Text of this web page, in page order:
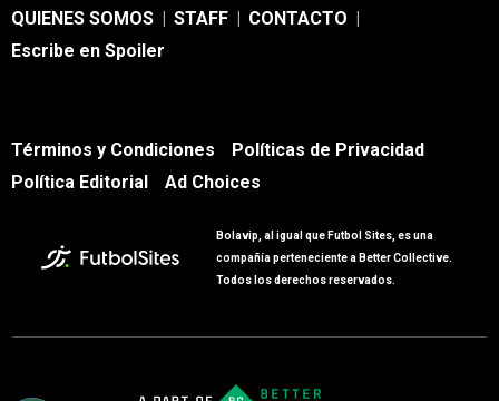
QUIENES SOMOS | STAFF | CONTACTO |
Escribe en Spoiler
Términos y Condiciones
Políticas de Privacidad
Política Editorial
Ad Choices
Bolavip, al igual que Futbol Sites, es una
compañía perteneciente a Better Collective.
Todos los derechos reservados.